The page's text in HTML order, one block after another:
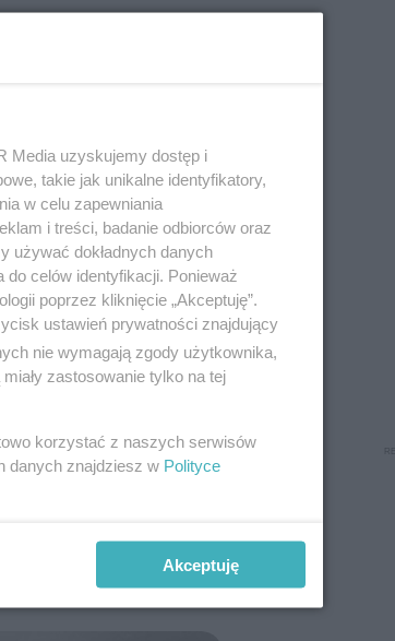
preferencyjne
Media uzyskujemy dostęp i
takie jak unikalne identyfikatory,
w celu zapewniania
i treści, badanie odbiorców oraz
używać dokładnych danych
celów identyfikacji. Ponieważ
poprzez kliknięcie „Akceptuję”.
ustawień prywatności znajdujący
nie wymagają zgody użytkownika,
zastosowanie tylko na tej
korzystać z naszych serwisów
danych znajdziesz w Polityce
Akceptuję